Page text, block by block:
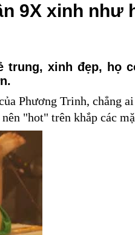
9X xinh như
trung, xinh đẹp, họ
Phương Trinh, chẳng
"hot" trên khắp các